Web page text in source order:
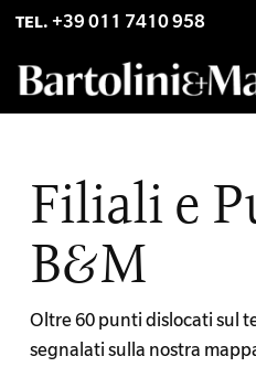
Skip
primary
Skip
main
TEL. +39 011 7410 958
Filiali e
B&M
Oltre 60 punti dislocati sul
segnalati sulla nostra